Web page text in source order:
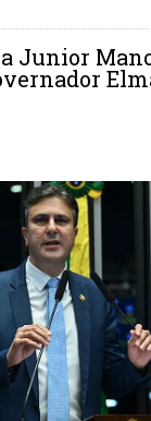
Junior